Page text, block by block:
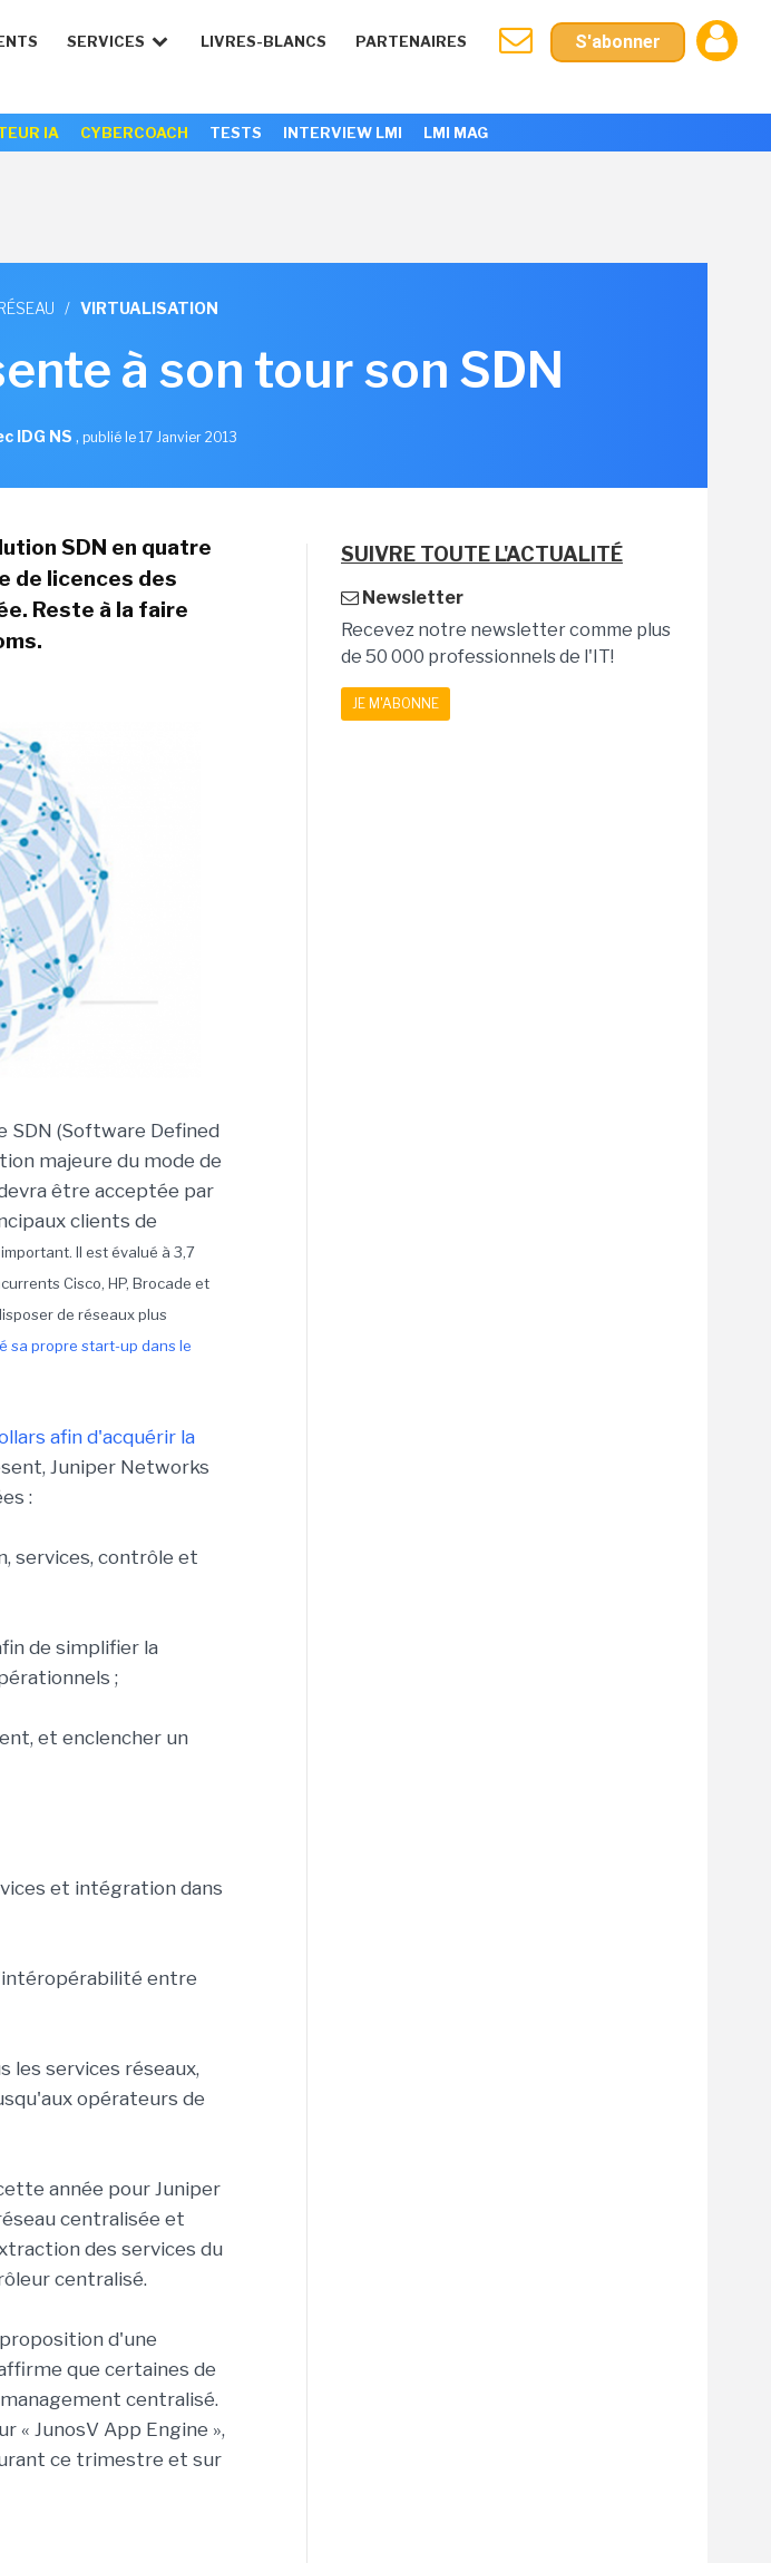
SERVICES LIVRES-BLANCS PARTENAIRES S'abonner
IA CYBERCOACH TESTS INTERVIEW LMI LMI MAG
/ VIRTUALISATION
à son tour son SDN
IDG NS , publié le 17 Janvier 2013
SDN en quatre
de licences des
Reste à la faire
SDN (Software Defined
majeure du mode de
être acceptée par
clients de
Il est évalué à 3,7
Cisco, HP, Brocade et
de réseaux plus
sa propre start-up dans le
afin d'acquérir la
Juniper Networks
:
services, contrôle et
de simplifier la
;
et enclencher un
et intégration dans
entre
les services réseaux,
opérateurs de
année pour Juniper
centralisée et
des services du
centralisé.
d'une
que certaines de
centralisé.
« JunosV App Engine »,
ce trimestre et sur
SUIVRE TOUTE L'ACTUALITÉ
Newsletter
Recevez notre newsletter comme plus
de 50 000 professionnels de l'IT!
JE M'ABONNE